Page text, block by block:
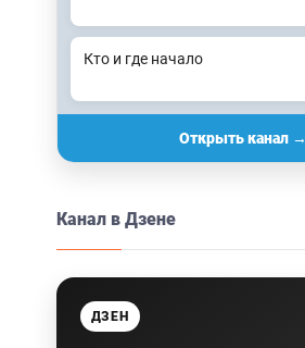
Кто и где начало
Открыть канал →
Канал в Дзене
ДЗЕН